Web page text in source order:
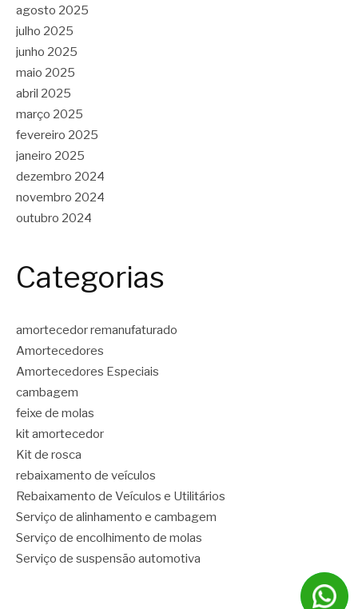
agosto 2025
julho 2025
junho 2025
maio 2025
abril 2025
março 2025
fevereiro 2025
janeiro 2025
dezembro 2024
novembro 2024
outubro 2024
Categorias
amortecedor remanufaturado
Amortecedores
Amortecedores Especiais
cambagem
feixe de molas
kit amortecedor
Kit de rosca
rebaixamento de veículos
Rebaixamento de Veículos e Utilitários
Serviço de alinhamento e cambagem
Serviço de encolhimento de molas
Serviço de suspensão automotiva